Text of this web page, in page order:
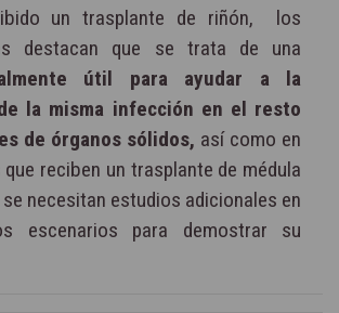
un trasplante de riñón, los
destacan que se trata de una
útil para ayudar a la
la misma infección en el resto
de órganos sólidos, así como en
reciben un trasplante de médula
se necesitan estudios adicionales en
escenarios para demostrar su